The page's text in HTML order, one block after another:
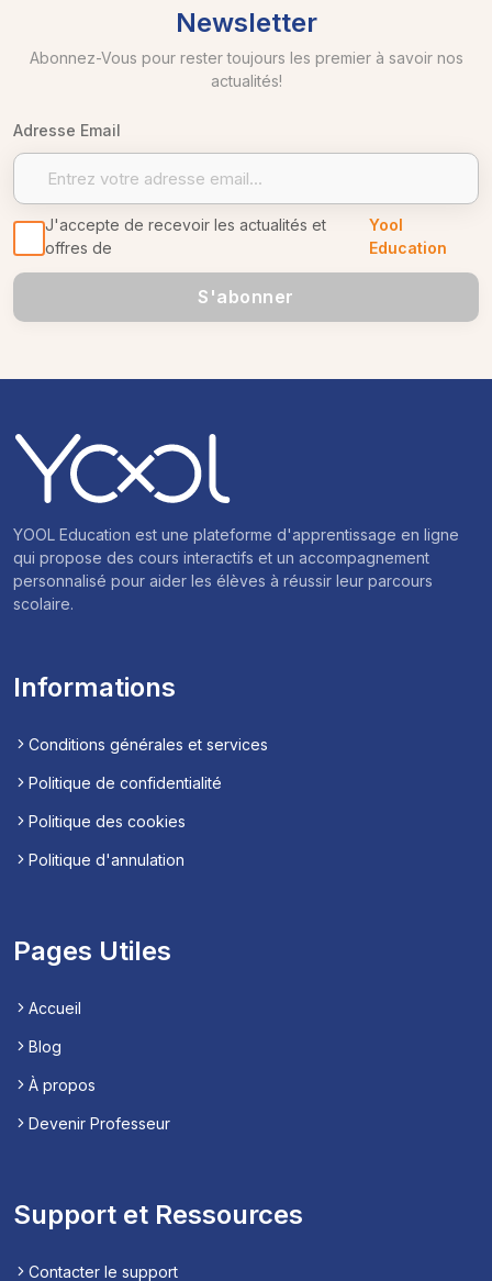
Newsletter
Abonnez-Vous pour rester toujours les premier à savoir nos
actualités!
Adresse Email
J'accepte de recevoir les actualités et
offres de
Yool
Education
S'abonner
YOOL Education est une plateforme d'apprentissage en ligne
qui propose des cours interactifs et un accompagnement
personnalisé pour aider les élèves à réussir leur parcours
scolaire.
Informations
Conditions générales et services
Politique de confidentialité
Politique des cookies
Politique d'annulation
Pages Utiles
Accueil
Blog
À propos
Devenir Professeur
Support et Ressources
Contacter le support